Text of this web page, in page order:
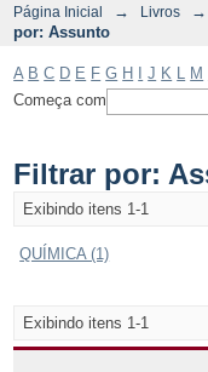
Página Inicial → Livros →
por: Assunto
A B C D E F G H J K M
Começa com
Filtrar por:
Exibindo itens 1-1
QUÍMICA (1)
Exibindo itens 1-1